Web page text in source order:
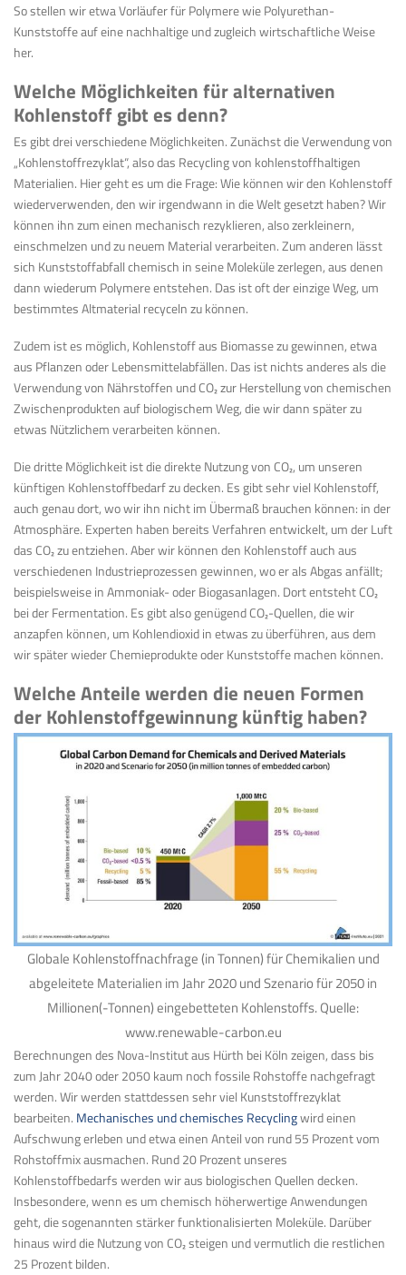
So stellen wir etwa Vorläufer für Polymere wie Polyurethan-
Kunststoffe auf eine nachhaltige und zugleich wirtschaftliche Weise
her.
Welche Möglichkeiten für alternativen
Kohlenstoff gibt es denn?
Es gibt drei verschiedene Möglichkeiten. Zunächst die Verwendung von
„Kohlenstoffrezyklat“, also das Recycling von kohlenstoffhaltigen
Materialien. Hier geht es um die Frage: Wie können wir den Kohlenstoff
wiederverwenden, den wir irgendwann in die Welt gesetzt haben? Wir
können ihn zum einen mechanisch rezyklieren, also zerkleinern,
einschmelzen und zu neuem Material verarbeiten. Zum anderen lässt
sich Kunststoffabfall chemisch in seine Moleküle zerlegen, aus denen
dann wiederum Polymere entstehen. Das ist oft der einzige Weg, um
bestimmtes Altmaterial recyceln zu können.
Zudem ist es möglich, Kohlenstoff aus Biomasse zu gewinnen, etwa
aus Pflanzen oder Lebensmittelabfällen. Das ist nichts anderes als die
Verwendung von Nährstoffen und CO₂zur Herstellung von chemischen
Zwischenprodukten auf biologischem Weg, die wir dann später zu
etwas Nützlichem verarbeiten können.
Die dritte Möglichkeit ist die direkte Nutzung von CO₂, um unseren
künftigen Kohlenstoffbedarf zu decken. Es gibt sehr viel Kohlenstoff,
auch genau dort, wo wir ihn nicht im Übermaß brauchen können: in der
Atmosphäre. Experten haben bereits Verfahren entwickelt, um der Luft
das CO₂zu entziehen. Aber wir können den Kohlenstoff auch aus
verschiedenen Industrieprozessen gewinnen, wo er als Abgas anfällt;
beispielsweise in Ammoniak- oder Biogasanlagen. Dort entsteht CO₂
bei der Fermentation. Es gibt also genügend CO₂-Quellen, die wir
anzapfen können, um Kohlendioxid in etwas zu überführen, aus dem
wir später wieder Chemieprodukte oder Kunststoffe machen können.
Welche Anteile werden die neuen Formen
der Kohlenstoffgewinnung künftig haben?
Globale Kohlenstoffnachfrage (in Tonnen) für Chemikalien und
abgeleitete Materialien im Jahr 2020 und Szenario für 2050 in
Millionen(-Tonnen) eingebetteten Kohlenstoffs. Quelle:
www.renewable-carbon.eu
Berechnungen des Nova-Institut aus Hürth bei Köln zeigen, dass bis
zum Jahr 2040 oder 2050 kaum noch fossile Rohstoffe nachgefragt
werden. Wir werden stattdessen sehr viel Kunststoffrezyklat
bearbeiten. Mechanisches und chemisches Recyclingwird einen
Aufschwung erleben und etwa einen Anteil von rund 55 Prozent vom
Rohstoffmix ausmachen. Rund 20 Prozent unseres
Kohlenstoffbedarfs werden wir aus biologischen Quellen decken.
Insbesondere, wenn es um chemisch höherwertige Anwendungen
geht, die sogenannten stärker funktionalisierten Moleküle. Darüber
hinaus wird die Nutzung von CO₂steigen und vermutlich die restlichen
25 Prozent bilden.